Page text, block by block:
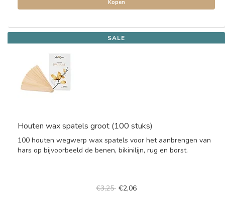
Kopen
SALE
Houten wax spatels groot (100 stuks)
100 houten wegwerp wax spatels voor het aanbrengen van
hars op bijvoorbeeld de benen, bikinilijn, rug en borst.
€3,25 €2,06